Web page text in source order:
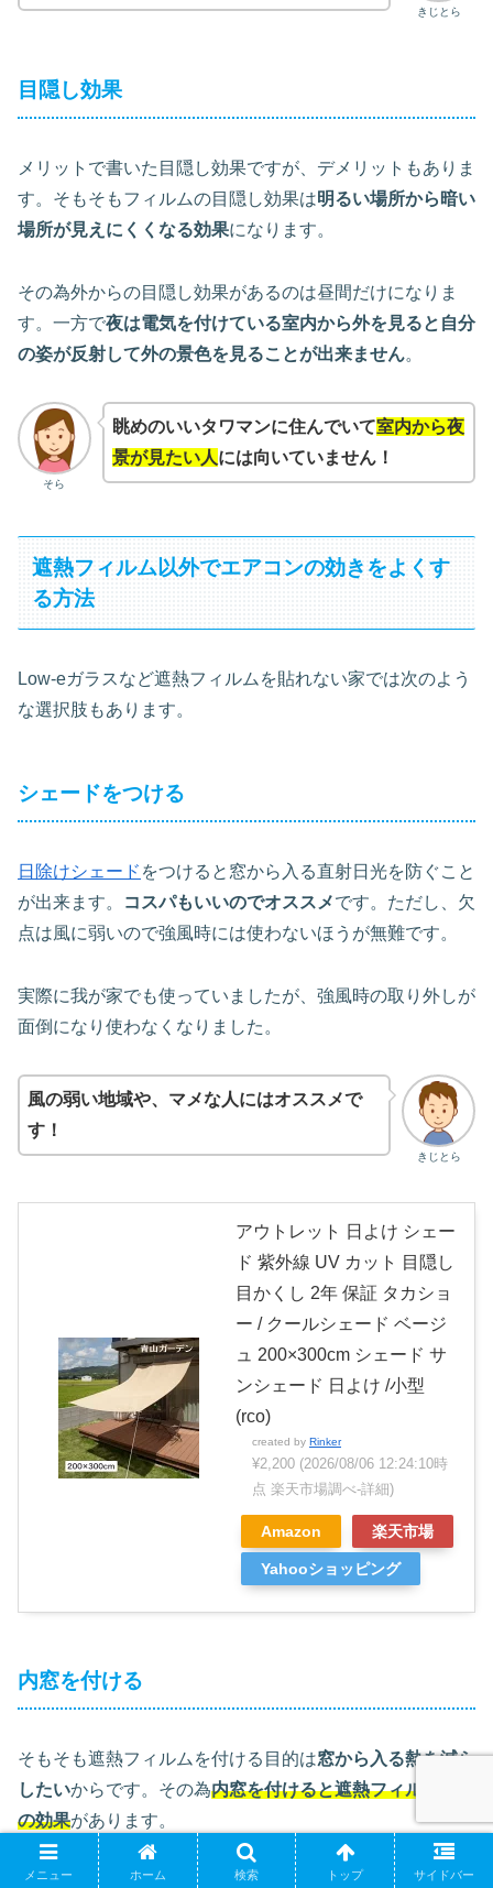
きじとら
目隠し効果
メリットで書いた目隠し効果ですが、デメリットもありま
す。そもそもフィルムの目隠し効果は明るい場所から暗い
場所が見えにくくなる効果になります。
その為外からの目隠し効果があるのは昼間だけになりま
す。一方で夜は電気を付けている室内から外を見ると自分
の姿が反射して外の景色を見ることが出来ません。
そら
眺めのいいタワマンに住んでいて室内から夜
景が見たい人には向いていません！
遮熱フィルム以外でエアコンの効きをよくす
る方法
Low-eガラスなど遮熱フィルムを貼れない家では次のよう
な選択肢もあります。
シェードをつける
日除けシェード をつけると窓から入る直射日光を防ぐこと
が出来ます。
コスパもいいのでオススメです。ただし、欠
点は風に弱いので強風時には使わないほうが無難です。
実際に我が家でも使っていましたが、強風時の取り外しが
面倒になり使わなくなりました。
きじとら
風の弱い地域や、マメな人にはオススメで
す！
アウトレット 日よけ シェー
ド 紫外線 UV カット 目隠し
目かくし 2年 保証 タカショ
ー / クールシェード ベージ
ュ 200×300cm シェード サ
ンシェード 日よけ /小型
(rco)
created by Rinker
¥2,200 (2026/08/06 12:24:10時
点 楽天市場調べ-詳細)
Amazon 楽天市場
Yahooショッピング
内窓を付ける
そもそも遮熱フィルムを付ける目的は窓から入る熱を減ら
したいからです。その為内窓を付けると遮熱フィルム以上
の効果があります。
窓リフォームは国からの補助金も出る （2024年現在）の
メニュー ホーム 検索 トップ サイドバー